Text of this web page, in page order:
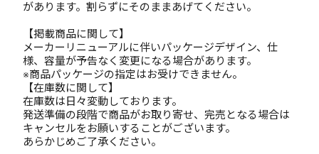
があります。割らずにそのままあげてください。
【掲載商品に関して】
メーカーリニューアルに伴いパッケージデザイン、仕
様、容量が予告なく変更になる場合があります。
※商品パッケージの指定はお受けできません。
【在庫数に関して】
在庫数は日々変動しております。
発送準備の段階で商品がお取り寄せ、完売となる場合は
キャンセルをお願いすることがございます。
あらかじめご了承ください。